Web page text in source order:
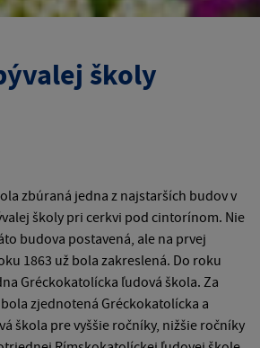
školy
zbúraná jedna z najstarších budov v
školy pri cerkvi pod cintorínom. Nie
budova postavená, ale na prvej
1863 už bola zakreslená. Do roku
Gréckokatolícka ľudová škola. Za
zjednotená Gréckokatolícka a
škola pre vyššie ročníky, nižšie ročníky